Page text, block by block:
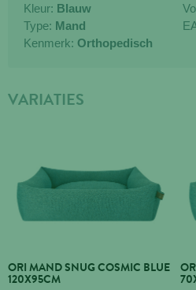
Kleur: Blauw
Type: Mand
Kenmerk: Orthopedisch
VARIATIES
ORI MAND SNUG COSMIC BLUE
120X95CM